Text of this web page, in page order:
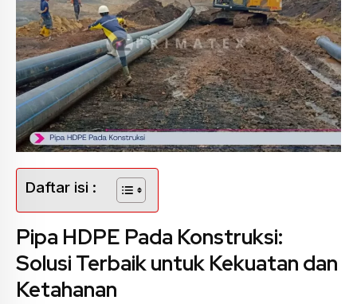
Daftar isi :
Pipa HDPE Pada Konstruksi:
Solusi Terbaik untuk Kekuatan dan
Ketahanan